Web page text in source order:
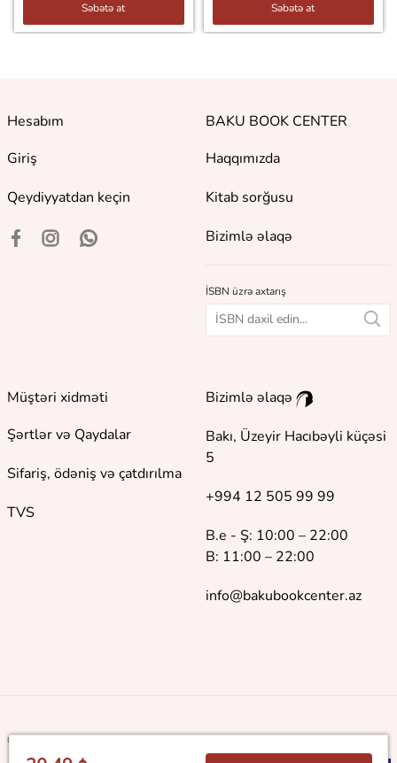
Səbətə at Səbətə at
Hesabım
Giriş
Qeydiyyatdan keçin
BAKU BOOK CENTER
Haqqımızda
Kitab sorğusu
Bizimlə əlaqə
İSBN üzrə axtarış
Müştəri xidməti
Şərtlər və Qaydalar
Sifariş, ödəniş və çatdırılma
TVS
Bizimlə əlaqə
Bakı, Üzeyir Hacıbəyli küçəsi
5
+994 12 505 99 99
B.e - Ş: 10:00 – 22:00
B: 11:00 – 22:00
info@bakubookcenter.az
©2018 - 2026 Baku Book Center. Bütün hüquqlar qorunur